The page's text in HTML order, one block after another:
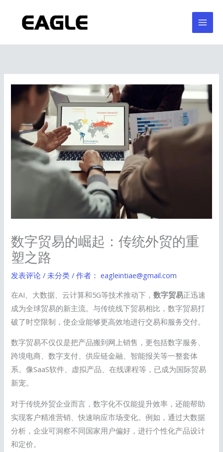
容
数字贸易的崛起：传统外贸的重
塑之路
发表评论 /未分类 / 作者： eagleintiae@gmail.com
在AI、大数据、云计算和5G等技术推动下，数字贸易正迅速
成为全球贸易的新主流。与传统线下贸易相比，数字贸易打
破了时空限制，使企业能够更高效地进行交易和服务交付。
数字贸易不仅仅是把产品搬到网上销售，更包括数字服务、
跨境电商、数字支付、供应链金融、智能报关等一整套体
系。像SaaS软件、虚拟产品、在线课程等，已成为国际贸易
新宠。
对于传统外贸企业而言，数字化不仅能提升效率，还能帮助
实现客户精准营销、快速响应市场变化。例如，通过大数据
分析，企业可洞察不同国家用户偏好，进行个性化产品设计
和定价。